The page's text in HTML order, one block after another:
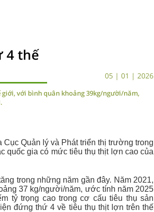
4 thế
05 | 01 | 2026
với bình quân khoảng 39kg/người/năm,
Quản lý và Phát triển thị trường trong
quốc gia có mức tiêu thụ thịt lợn cao của
trong những năm gần đây. Năm 2021,
37 kg/người/năm, ước tính năm 2025
tỷ trọng cao trong cơ cấu tiêu thụ sản
đứng thứ 4 về tiêu thụ thịt lợn trên thế